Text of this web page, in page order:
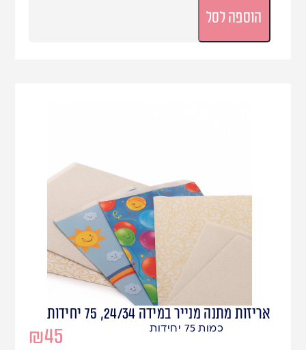
הוספה לסל
אריזות מתנה מנייר במידה 24/34, 75 יחידות
₪45 כמות 75 יחידות